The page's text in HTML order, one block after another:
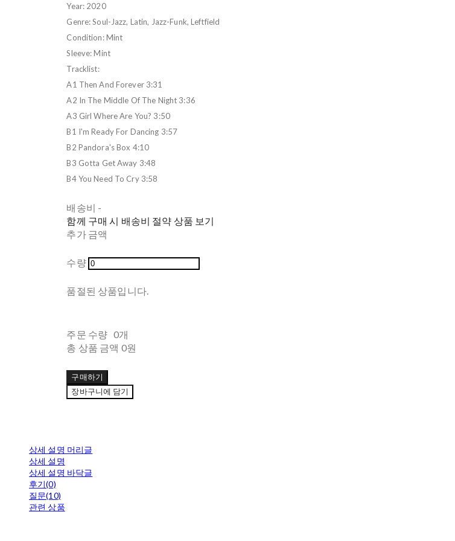
Year: 2020
Genre: Soul-Jazz, Latin, Jazz-Funk, Leftfield
Condition: Mint
Sleeve: Mint
Tracklist:
A1 Then And Forever 3:31
A2 In The Middle Of The Night 3:36
A3 Girl Where Are You? 3:50
B1 I'm Ready For Dancing 3:57
B2 Pandora's Box 4:10
B3 Gotta Get Away 3:48
B4 You Need To Cry 3:58
배송비 -
함께 구매 시 배송비 절약 상품 보기
추가 금액
수량
품절된 상품입니다.
주문 수량 0개
총 상품 금액 0원
구매하기
장바구니에 담기
상세 설명 머리글
상세 설명
상세 설명 바닥글
후기(0)
질문(10)
관련 상품